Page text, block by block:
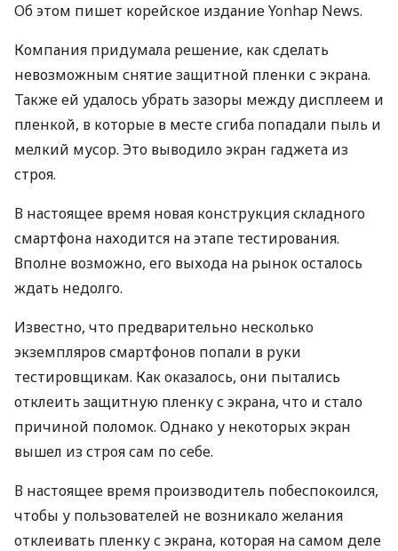
Об этом пишет корейское издание Yonhap News.
Компания придумала решение, как сделать
невозможным снятие защитной пленки с экрана.
Также ей удалось убрать зазоры между дисплеем и
пленкой, в которые в месте сгиба попадали пыль и
мелкий мусор. Это выводило экран гаджета из
строя.
В настоящее время новая конструкция складного
смартфона находится на этапе тестирования.
Вполне возможно, его выхода на рынок осталось
ждать недолго.
Известно, что предварительно несколько
экземпляров смартфонов попали в руки
тестировщикам. Как оказалось, они пытались
отклеить защитную пленку с экрана, что и стало
причиной поломок. Однако у некоторых экран
вышел из строя сам по себе.
В настоящее время производитель побеспокоился,
чтобы у пользователей не возникало желания
отклеивать пленку с экрана, которая на самом деле